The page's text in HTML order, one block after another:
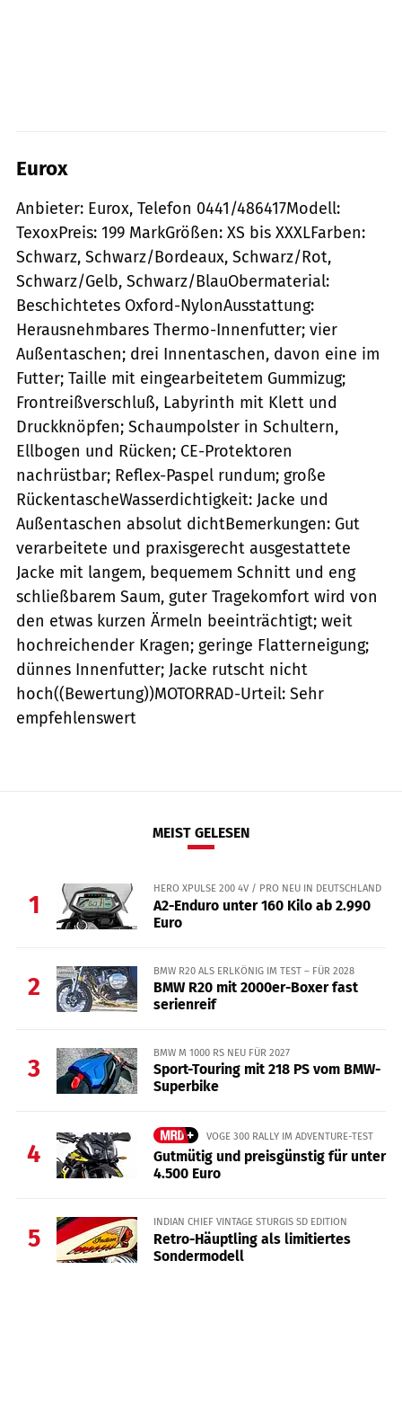
Eurox
Anbieter: Eurox, Telefon 0441/486417Modell:
TexoxPreis: 199 MarkGrößen: XS bis XXXLFarben:
Schwarz, Schwarz/Bordeaux, Schwarz/Rot,
Schwarz/Gelb, Schwarz/BlauObermaterial:
Beschichtetes Oxford-NylonAusstattung:
Herausnehmbares Thermo-Innenfutter; vier
Außentaschen; drei Innentaschen, davon eine im
Futter; Taille mit eingearbeitetem Gummizug;
Frontreißverschluß, Labyrinth mit Klett und
Druckknöpfen; Schaumpolster in Schultern,
Ellbogen und Rücken; CE-Protektoren
nachrüstbar; Reflex-Paspel rundum; große
RückentascheWasserdichtigkeit: Jacke und
Außentaschen absolut dichtBemerkungen: Gut
verarbeitete und praxisgerecht ausgestattete
Jacke mit langem, bequemem Schnitt und eng
schließbarem Saum, guter Tragekomfort wird von
den etwas kurzen Ärmeln beeinträchtigt; weit
hochreichender Kragen; geringe Flatterneigung;
dünnes Innenfutter; Jacke rutscht nicht
hoch((Bewertung))MOTORRAD-Urteil: Sehr
empfehlenswert
MEIST GELESEN
1
HERO XPULSE 200 4V / PRO NEU IN DEUTSCHLAND
A2-Enduro unter 160 Kilo ab 2.990
Euro
2
BMW R20 ALS ERLKÖNIG IM TEST – FÜR 2028
BMW R20 mit 2000er-Boxer fast
serienreif
3
BMW M 1000 RS NEU FÜR 2027
Sport-Touring mit 218 PS vom BMW-
Superbike
4
VOGE 300 RALLY IM ADVENTURE-TEST
Gutmütig und preisgünstig für unter
4.500 Euro
5
INDIAN CHIEF VINTAGE STURGIS SD EDITION
Retro-Häuptling als limitiertes
Sondermodell